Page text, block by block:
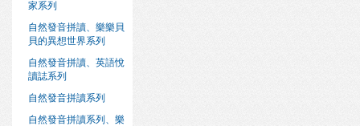
家系列
自然發音拼讀、樂樂貝
貝的異想世界系列
自然發音拼讀、英語悅
讀誌系列
自然發音拼讀系列
自然發音拼讀系列、樂